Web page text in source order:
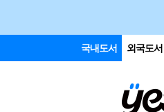
국내도서 외국도서